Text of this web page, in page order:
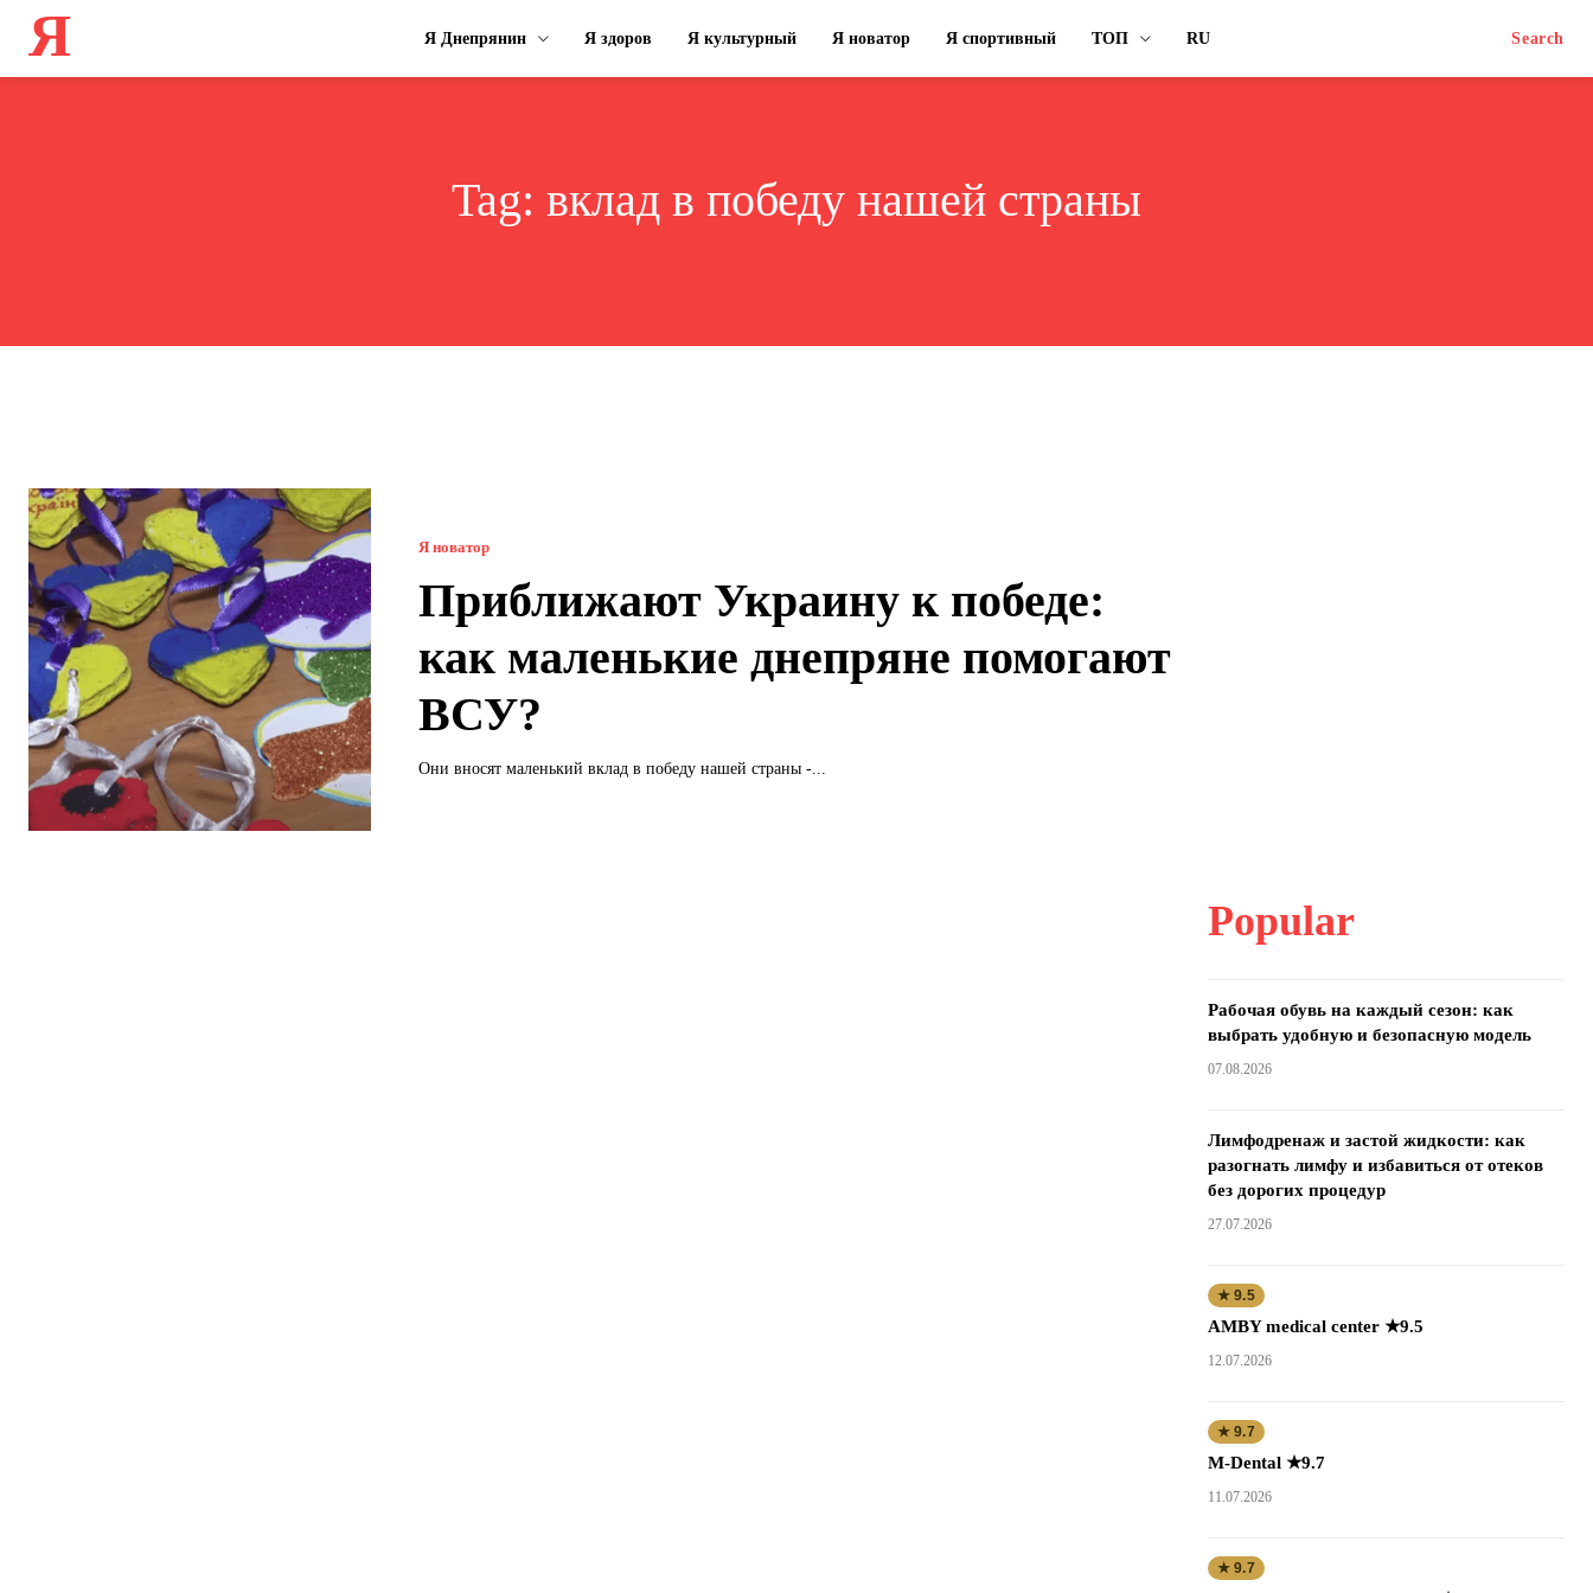
Я Я Днепрянин Я здоров Я культурный Я новатор Я спортивный ТОП RU Search
Tag: вклад в победу нашей страны
Я новатор
Приближают Украину к победе:
как маленькие днепряне помогают
ВСУ?
Они вносят маленький вклад в победу нашей страны -...
Popular
Рабочая обувь на каждый сезон: как
выбрать удобную и безопасную модель
07.08.2026
Лимфодренаж и застой жидкости: как
разогнать лимфу и избавиться от отеков
без дорогих процедур
27.07.2026
★ 9.5
AMBY medical center ★9.5
12.07.2026
★ 9.7
M-Dental ★9.7
11.07.2026
★ 9.7